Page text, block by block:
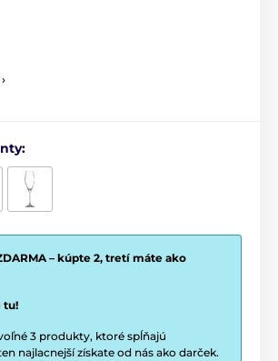
– kúpte 2, tretí máte ako
tu!
3 produkty, ktoré spĺňajú
najlacnejší získate od nás ako darček.